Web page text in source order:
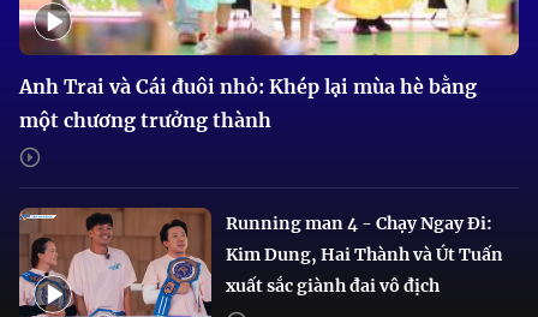
Anh Trai và Cái đuôi nhỏ: Khép lại mùa hè bằng
một chương trưởng thành
Running man 4 - Chạy Ngay Đi:
Kim Dung, Hai Thành và Út Tuấn
xuất sắc giành đai vô địch